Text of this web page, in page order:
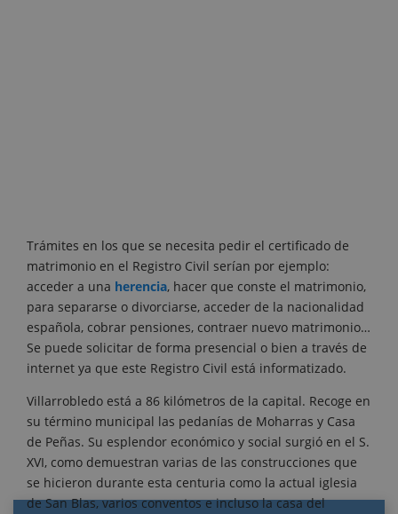
Trámites en los que se necesita pedir el certificado de
matrimonio en el Registro Civil serían por ejemplo:
acceder a una herencia, hacer que conste el matrimonio,
para separarse o divorciarse, acceder de la nacionalidad
española, cobrar pensiones, contraer nuevo matrimonio…
Se puede solicitar de forma presencial o bien a través de
internet ya que este Registro Civil está informatizado.
Villarrobledo está a 86 kilómetros de la capital. Recoge en
su término municipal las pedanías de Moharras y Casa
de Peñas. Su esplendor económico y social surgió en el S.
XVI, como demuestran varias de las construcciones que
se hicieron durante esta centuria como la actual iglesia
de San Blas, varios conventos e incluso la casa del